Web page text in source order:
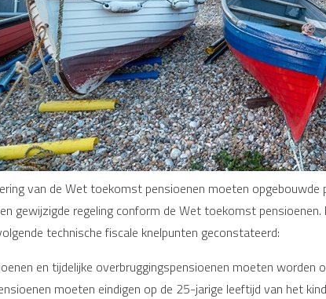
van de Wet toekomst pensioenen moeten
gewijzigde regeling conform de Wet toekomst pensioenen.
technische fiscale knelpunten geconstateerd:
en tijdelijke overbruggingspensioenen moeten
moeten eindigen op de 25-jarige leeftijd van het